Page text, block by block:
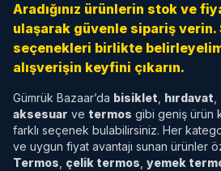
Aradığınız ürünlerin stok ve
ulaşarak güvenle sipariş verin.
seçenekleri birlikte
alışverişin keyfini çıkarın.
Gümrük Bazaar’da bisiklet hırdavat
aksesuar ve termos gibi geniş ürün
farklı seçenek bulabilirsiniz. Her
ve uygun fiyat avantajı sunan ürünler
Termos çelik termos yemek